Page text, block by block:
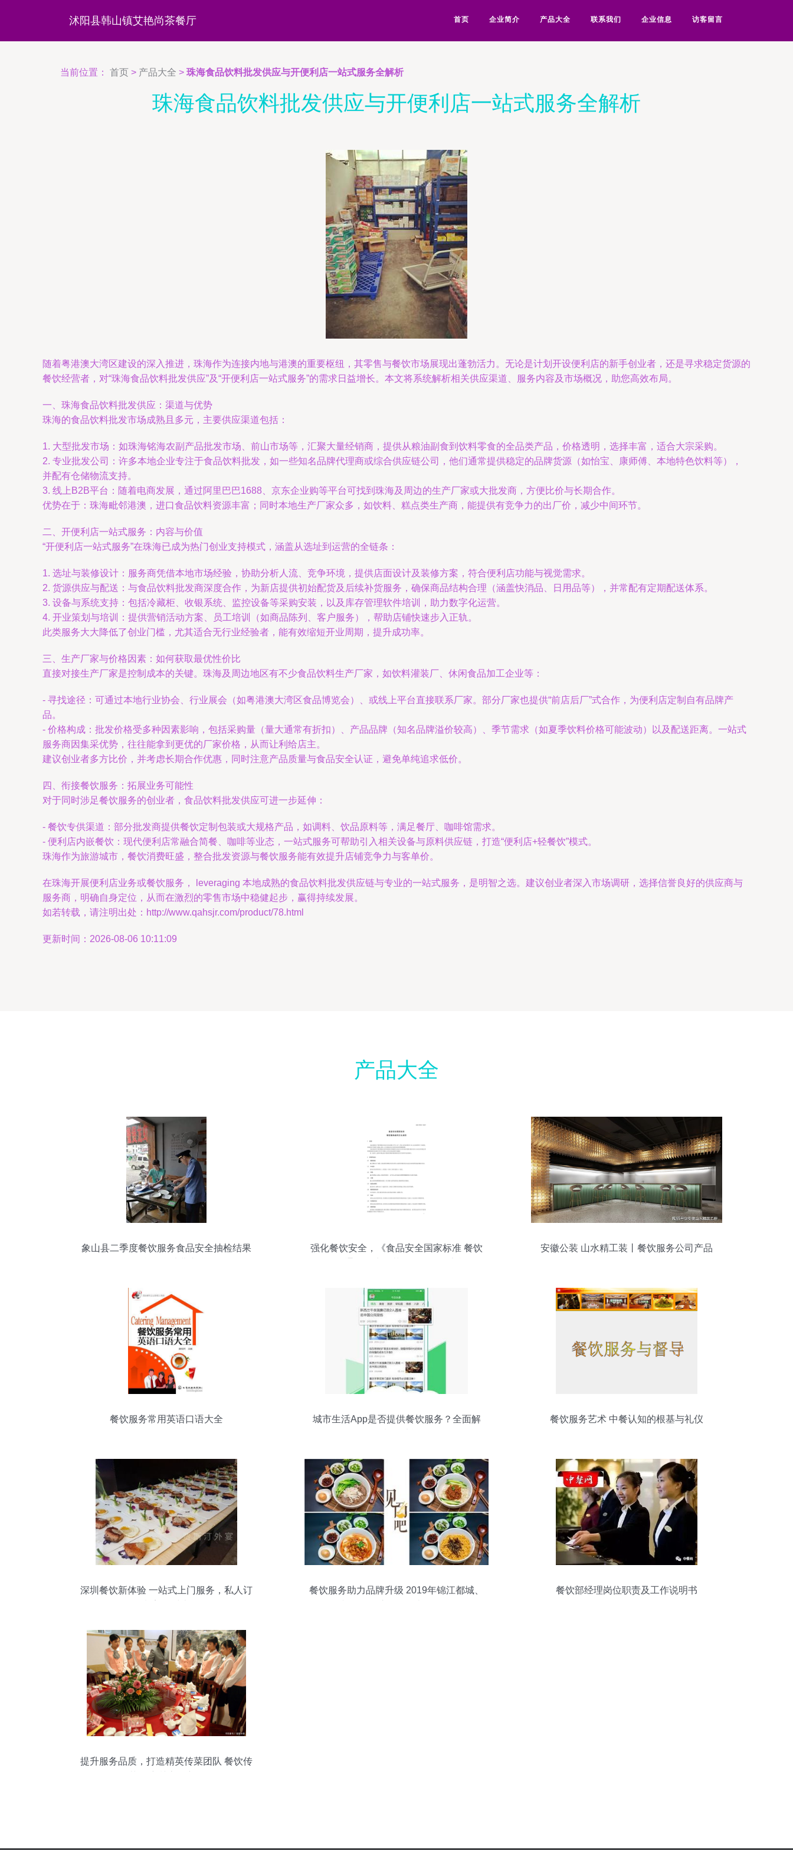
沭阳县韩山镇艾艳尚茶餐厅 首页 企业简介 产品大全 联系我们 企业信息 访客留言
当前位置： 首页 > 产品大全 > 珠海食品饮料批发供应与开便利店一站式服务全解析
珠海食品饮料批发供应与开便利店一站式服务全解析
随着粤港澳大湾区建设的深入推进，珠海作为连接内地与港澳的重要枢纽，其零售与餐饮市场展现出蓬勃活力。无论是计划开设便利店的新手创业者，还是寻求稳定货源的
餐饮经营者，对“珠海食品饮料批发供应”及“开便利店一站式服务”的需求日益增长。本文将系统解析相关供应渠道、服务内容及市场概况，助您高效布局。
一、珠海食品饮料批发供应：渠道与优势
珠海的食品饮料批发市场成熟且多元，主要供应渠道包括：
1. 大型批发市场：如珠海铭海农副产品批发市场、前山市场等，汇聚大量经销商，提供从粮油副食到饮料零食的全品类产品，价格透明，选择丰富，适合大宗采购。
2. 专业批发公司：许多本地企业专注于食品饮料批发，如一些知名品牌代理商或综合供应链公司，他们通常提供稳定的品牌货源（如怡宝、康师傅、本地特色饮料等），
并配有仓储物流支持。
3. 线上B2B平台：随着电商发展，通过阿里巴巴1688、京东企业购等平台可找到珠海及周边的生产厂家或大批发商，方便比价与长期合作。
优势在于：珠海毗邻港澳，进口食品饮料资源丰富；同时本地生产厂家众多，如饮料、糕点类生产商，能提供有竞争力的出厂价，减少中间环节。
二、开便利店一站式服务：内容与价值
“开便利店一站式服务”在珠海已成为热门创业支持模式，涵盖从选址到运营的全链条：
1. 选址与装修设计：服务商凭借本地市场经验，协助分析人流、竞争环境，提供店面设计及装修方案，符合便利店功能与视觉需求。
2. 货源供应与配送：与食品饮料批发商深度合作，为新店提供初始配货及后续补货服务，确保商品结构合理（涵盖快消品、日用品等），并常配有定期配送体系。
3. 设备与系统支持：包括冷藏柜、收银系统、监控设备等采购安装，以及库存管理软件培训，助力数字化运营。
4. 开业策划与培训：提供营销活动方案、员工培训（如商品陈列、客户服务），帮助店铺快速步入正轨。
此类服务大大降低了创业门槛，尤其适合无行业经验者，能有效缩短开业周期，提升成功率。
三、生产厂家与价格因素：如何获取最优性价比
直接对接生产厂家是控制成本的关键。珠海及周边地区有不少食品饮料生产厂家，如饮料灌装厂、休闲食品加工企业等：
- 寻找途径：可通过本地行业协会、行业展会（如粤港澳大湾区食品博览会）、或线上平台直接联系厂家。部分厂家也提供“前店后厂”式合作，为便利店定制自有品牌产
品。
- 价格构成：批发价格受多种因素影响，包括采购量（量大通常有折扣）、产品品牌（知名品牌溢价较高）、季节需求（如夏季饮料价格可能波动）以及配送距离。一站式
服务商因集采优势，往往能拿到更优的厂家价格，从而让利给店主。
建议创业者多方比价，并考虑长期合作优惠，同时注意产品质量与食品安全认证，避免单纯追求低价。
四、衔接餐饮服务：拓展业务可能性
对于同时涉足餐饮服务的创业者，食品饮料批发供应可进一步延伸：
- 餐饮专供渠道：部分批发商提供餐饮定制包装或大规格产品，如调料、饮品原料等，满足餐厅、咖啡馆需求。
- 便利店内嵌餐饮：现代便利店常融合简餐、咖啡等业态，一站式服务可帮助引入相关设备与原料供应链，打造“便利店+轻餐饮”模式。
珠海作为旅游城市，餐饮消费旺盛，整合批发资源与餐饮服务能有效提升店铺竞争力与客单价。
在珠海开展便利店业务或餐饮服务， leveraging 本地成熟的食品饮料批发供应链与专业的一站式服务，是明智之选。建议创业者深入市场调研，选择信誉良好的供应商与
服务商，明确自身定位，从而在激烈的零售市场中稳健起步，赢得持续发展。
如若转载，请注明出处：http://www.qahsjr.com/product/78.html
更新时间：2026-08-06 10:11:09
产品大全
象山县二季度餐饮服务食品安全抽检结果
强化餐饮安全，《食品安全国家标准 餐饮
安徽公装 山水精工装丨餐饮服务公司产品
餐饮服务常用英语口语大全
城市生活App是否提供餐饮服务？全面解
餐饮服务艺术 中餐认知的根基与礼仪
深圳餐饮新体验 一站式上门服务，私人订
餐饮服务助力品牌升级 2019年锦江都城、
餐饮部经理岗位职责及工作说明书
提升服务品质，打造精英传菜团队 餐饮传